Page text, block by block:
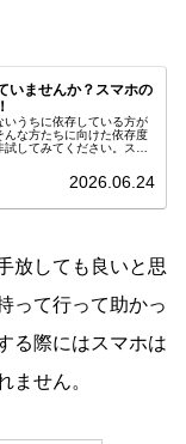
いませんか？スマホの
うちに依存している方が
な方たちに向けた依存度
してみてください。スマ
2026.06.24
放しても良いと思
って行って助かっ
る際にはスマホは
ません。